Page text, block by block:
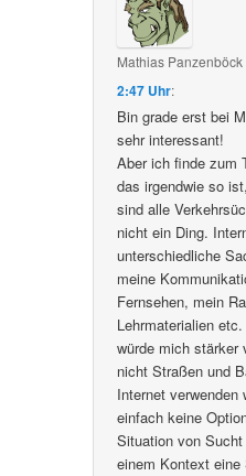
Mathias Panzenböck
2:47 Uhr:
Bin grade erst bei
sehr interessant!
Aber ich finde zum
das irgendwie so
sind alle
nicht ein Ding.
unterschiedliche
meine
Fernsehen, mein
Lehrmaterialien
würde mich stärker
nicht Straßen und
Internet
einfach keine
Situation von
einem Kontext eine